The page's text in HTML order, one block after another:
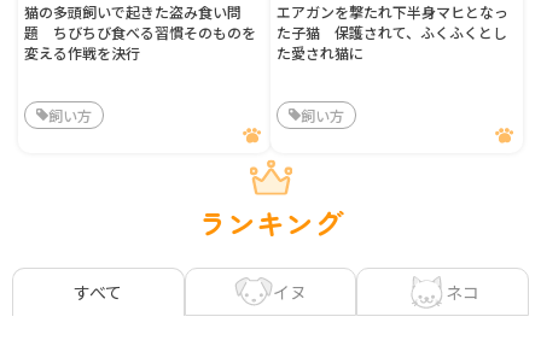
猫の多頭飼いで起きた盗み食い問
題 ちびちび食べる習慣そのものを
変える作戦を決行
飼い方
エアガンを撃たれ下半身マヒとなっ
た子猫 保護されて、ふくふくとし
た愛され猫に
飼い方
ランキング
すべて イヌ ネコ